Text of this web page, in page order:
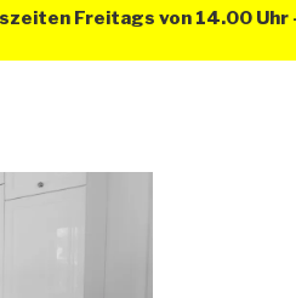
Freitags von 14.00 Uhr